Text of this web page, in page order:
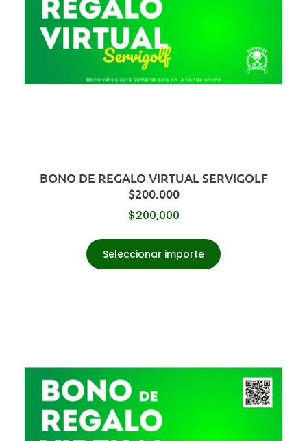
BONO DE REGALO VIRTUAL SERVIGOLF
$200.000
$200,000
Seleccionar importe